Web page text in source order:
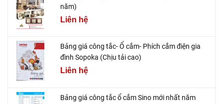
năm)
Liên hệ
Bảng giá công tắc- Ổ cắm- Phích cắm điện gia
đình Sopoka (Chịu tải cao)
Liên hệ
Bảng giá công tắc ổ cắm Sino mới nhất năm